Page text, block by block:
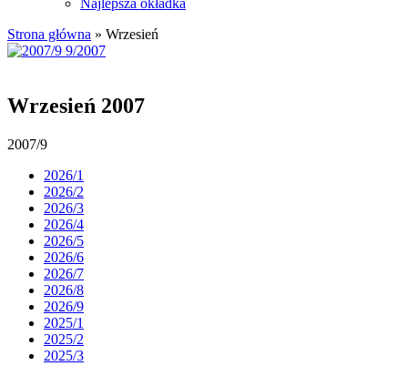
Najlepsza okładka
Strona główna » Wrzesień
Wrzesień 2007
2007/9
2026/1
2026/2
2026/3
2026/4
2026/5
2026/6
2026/7
2026/8
2026/9
2025/1
2025/2
2025/3